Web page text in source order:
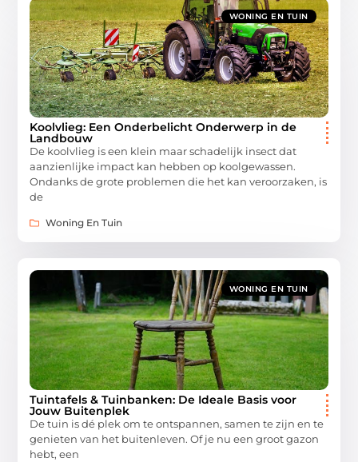
WONING EN TUIN
Koolvlieg: Een Onderbelicht Onderwerp in de
Landbouw
De koolvlieg is een klein maar schadelijk insect dat
aanzienlijke impact kan hebben op koolgewassen.
Ondanks de grote problemen die het kan veroorzaken, is
de
Woning En Tuin
WONING EN TUIN
Tuintafels & Tuinbanken: De Ideale Basis voor
Jouw Buitenplek
De tuin is dé plek om te ontspannen, samen te zijn en te
genieten van het buitenleven. Of je nu een groot gazon
hebt, een